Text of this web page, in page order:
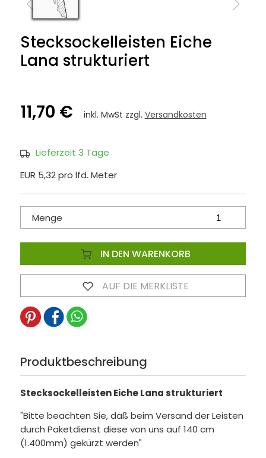
Stecksockelleisten Eiche
Lana strukturiert
11,70 € inkl. MwSt zzgl. Versandkosten
Lieferzeit 3 Tage
EUR 5,32 pro lfd. Meter
Menge
IN DEN WARENKORB
AUF DIE MERKLISTE
Produktbeschreibung
Stecksockelleisten Eiche Lana strukturiert
"Bitte beachten Sie, daß beim Versand der Leisten
durch Paketdienst diese von uns auf 140 cm
(1.400mm) gekürzt werden"